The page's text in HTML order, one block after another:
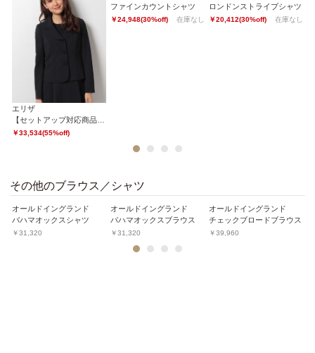
エリザ
￥33,534(55%off)
ファインカウントシャツ
￥24,948(30%off) 在庫なし
ロンドンストライプシャツ
￥20,412(30%off) 在庫なし
2 3 4
その他のブラウス／シャツ
オールドイングランド
バハマオックスシャツ
￥31,320
オールドイングランド
バハマオックスブラウス
￥31,320
オールドイングランド
チェックブロードブラウス
￥39,960
2 3 4